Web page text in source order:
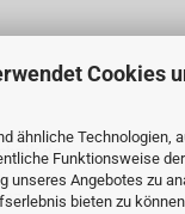
Cookies
ähnliche Technologien,
Funktionsweise
unseres Angebotes zu
bieten zu
876